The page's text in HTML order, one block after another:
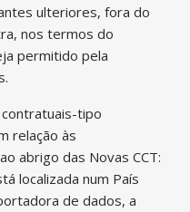
ulteriores, fora do
nos termos do
permitido pela
contratuais-tipo
relação às
abrigo das Novas CCT:
localizada num País
de dados, a